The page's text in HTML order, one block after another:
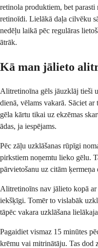
retinola produktiem, bet parasti
retinoīdi. Lielākā daļa cilvēku
nedēļu laikā pēc regulāras
ātrāk.
Kā man jālieto
Alitretinoīna gēls jāuzklāj tieši
dienā, vēlams vakarā. Sāciet
gēla kārtu tikai uz ekzēmas
ādas, ja iespējams.
Pēc zāļu uzklāšanas rūpīgi
pirkstiem noņemtu lieko gēlu.
pārvietošanu uz citām
Alitretinoīns nav jālieto kopā
iekšķīgi. Tomēr to vislabāk
tāpēc vakara uzklāšana
Pagaidiet vismaz 15 minūtes
krēmu vai mitrinātāju. Tas dod